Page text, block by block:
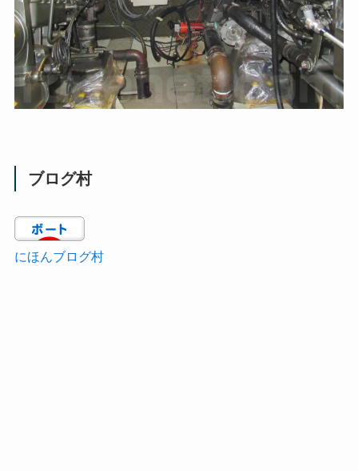
ブログ村
にほんブログ村